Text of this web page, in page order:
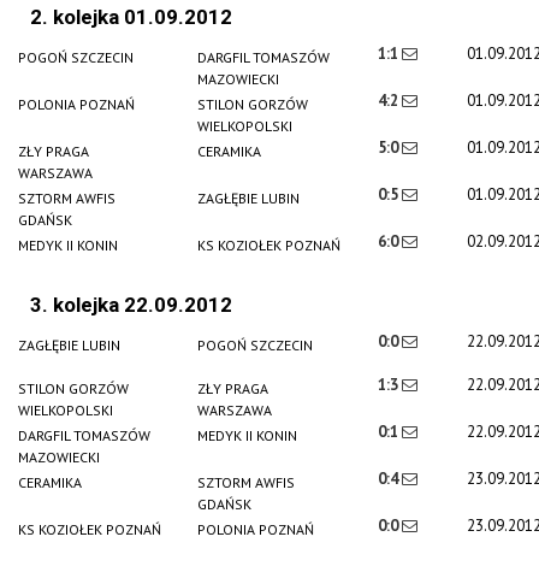
2. kolejka 01.09.2012
POGOŃ SZCZECIN
DARGFIL TOMASZÓW
MAZOWIECKI
1:1
POLONIA POZNAŃ
STILON GORZÓW
WIELKOPOLSKI
4:2
ZŁY PRAGA
WARSZAWA
CERAMIKA 5:0
SZTORM AWFIS
GDAŃSK
ZAGŁĘBIE LUBIN 0:5
MEDYK II KONIN KS KOZIOŁEK POZNAŃ 6:0
3. kolejka 22.09.2012
ZAGŁĘBIE LUBIN POGOŃ SZCZECIN 0:0
STILON GORZÓW
WIELKOPOLSKI
ZŁY PRAGA
WARSZAWA
1:3
DARGFIL TOMASZÓW
MAZOWIECKI
MEDYK II KONIN 0:1
CERAMIKA
SZTORM AWFIS
GDAŃSK
0:4
KS KOZIOŁEK POZNAŃ POLONIA POZNAŃ 0:0